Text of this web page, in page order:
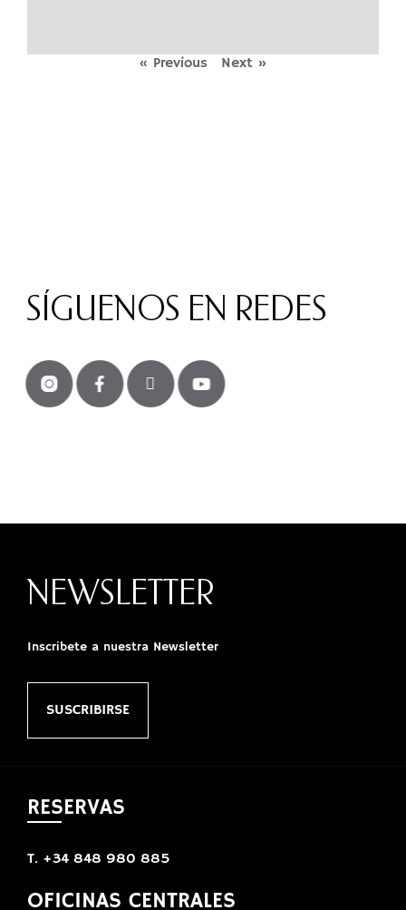
« Previous Next »
SÍGUENOS EN REDES
NEWSLETTER
Inscríbete a nuestra Newsletter
SUSCRIBIRSE
RESERVAS
T. +34 848 980 885
OFICINAS CENTRALES